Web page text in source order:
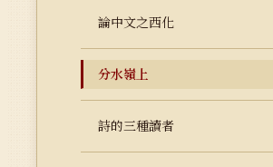
論中文之西化
分水嶺上
詩的三種讀者